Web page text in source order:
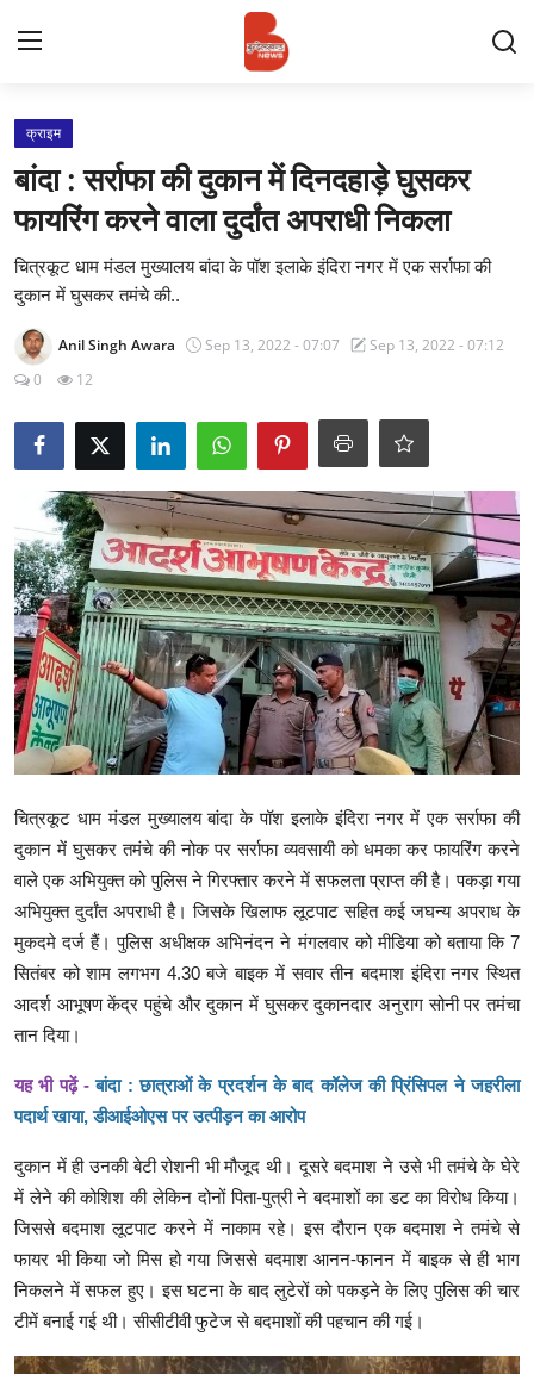
Contact
प्रमुख ख़बर
राज्य
बुन्देलखण्ड
वीडियो
क्राइम
स्पोर्ट्स
मनोरंजन
गैलरी
क्राइम
बांदा : सर्राफा की दुकान में दिनदहाड़े घुसकर
फायरिंग करने वाला दुर्दांत अपराधी निकला
चित्रकूट धाम मंडल मुख्यालय बांदा के पॉश इलाके इंदिरा नगर में एक सर्राफा की
दुकान में घुसकर तमंचे की..
Anil Singh Awara Sep 13, 2022 - 07:07
Sep 13, 2022 - 07:12
0
12
चित्रकूट धाम मंडल मुख्यालय बांदा के पॉश इलाके इंदिरा नगर में एक सर्राफा की
दुकान में घुसकर तमंचे की नोक पर सर्राफा व्यवसायी को धमका कर फायरिंग करने
वाले एक अभियुक्त को पुलिस ने गिरफ्तार करने में सफलता प्राप्त की है। पकड़ा गया
अभियुक्त दुर्दांत अपराधी है। जिसके खिलाफ लूटपाट सहित कई जघन्य अपराध के
मुकदमे दर्ज हैं। पुलिस अधीक्षक अभिनंदन ने मंगलवार को मीडिया को बताया कि 7
सितंबर को शाम लगभग 4.30 बजे बाइक में सवार तीन बदमाश इंदिरा नगर स्थित
आदर्श आभूषण केंद्र पहुंचे और दुकान में घुसकर दुकानदार अनुराग सोनी पर तमंचा
तान दिया।
यह भी पढ़ें -बांदा : छात्राओं के प्रदर्शन के बाद कॉलेज की प्रिंसिपल ने जहरीला
पदार्थ खाया, डीआईओएस पर उत्पीड़न का आरोप
दुकान में ही उनकी बेटी रोशनी भी मौजूद थी। दूसरे बदमाश ने उसे भी तमंचे के घेरे
में लेने की कोशिश की लेकिन दोनों पिता-पुत्री ने बदमाशों का डट का विरोध किया।
जिससे बदमाश लूटपाट करने में नाकाम रहे। इस दौरान एक बदमाश ने तमंचे से
फायर भी किया जो मिस हो गया जिससे बदमाश आनन-फानन में बाइक से ही भाग
निकलने में सफल हुए। इस घटना के बाद लुटेरों को पकड़ने के लिए पुलिस की चार
टीमें बनाई गई थी। सीसीटीवी फुटेज से बदमाशों की पहचान की गई।